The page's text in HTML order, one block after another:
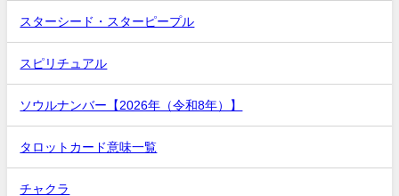
スターシード・スターピープル
スピリチュアル
ソウルナンバー【2026年（令和8年）】
タロットカード意味一覧
チャクラ